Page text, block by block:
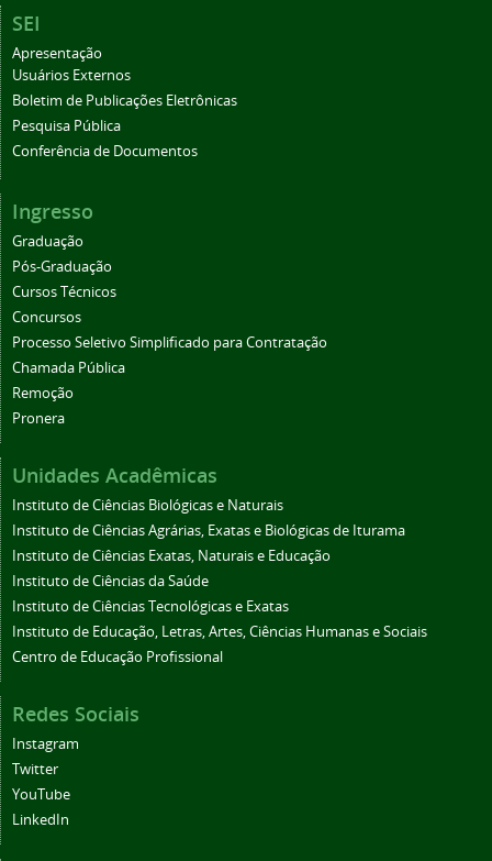
SEI
Apresentação
Usuários Externos
Boletim de Publicações Eletrônicas
Pesquisa Pública
Conferência de Documentos
Ingresso
Graduação
Pós-Graduação
Cursos Técnicos
Concursos
Processo Seletivo Simplificado para Contratação
Chamada Pública
Remoção
Pronera
Unidades Acadêmicas
Instituto de Ciências Biológicas e Naturais
Instituto de Ciências Agrárias, Exatas e Biológicas de Iturama
Instituto de Ciências Exatas, Naturais e Educação
Instituto de Ciências da Saúde
Instituto de Ciências Tecnológicas e Exatas
Instituto de Educação, Letras, Artes, Ciências Humanas e Sociais
Centro de Educação Profissional
Redes Sociais
Instagram
Twitter
YouTube
LinkedIn